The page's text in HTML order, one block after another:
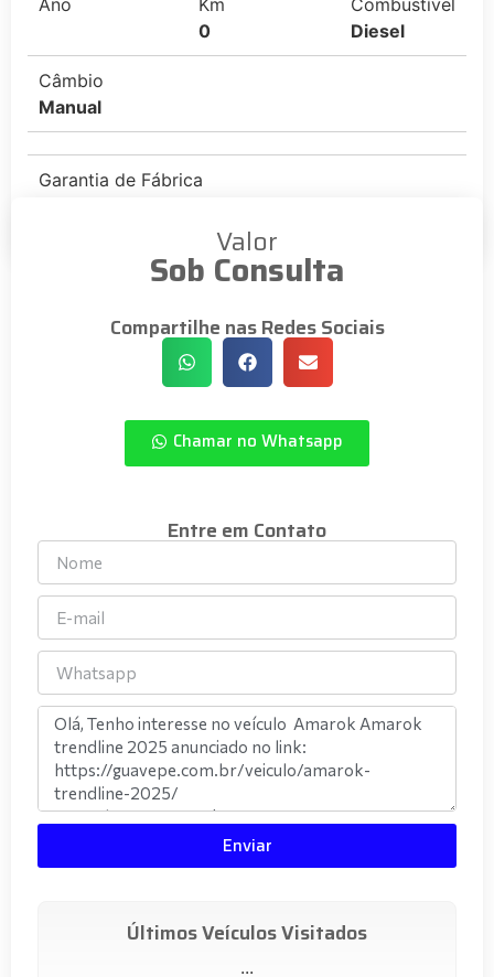
Ano
Km
0
Combustível
Diesel
Câmbio
Manual
Garantia de Fábrica
Valor
Sob Consulta
Compartilhe nas Redes Sociais
Chamar no Whatsapp
Entre em Contato
Enviar
Últimos Veículos Visitados
...